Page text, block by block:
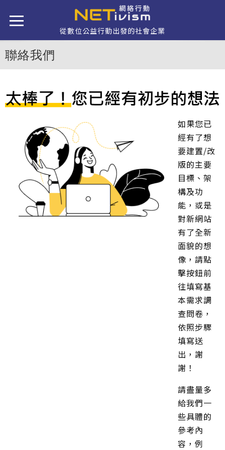
從數位公益行動出發的社會企業
聯絡我們
如果您已
經有了想
要建置/改
版的主要
目標、架
構及功
能，或是
對新網站
有了全新
面貌的想
像，請點
擊按鈕前
往填寫基
本需求調
查問卷，
依照步驟
填寫送
出，謝
謝！
請盡量多
給我們一
些具體的
參考內
容，例